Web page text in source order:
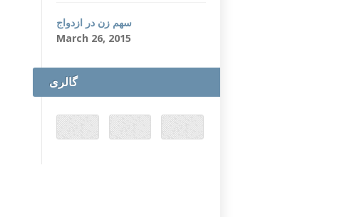
سهم زن در ازدواج
March 26, 2015
گالری